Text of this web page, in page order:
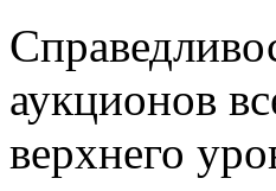
аукционов
верхнего